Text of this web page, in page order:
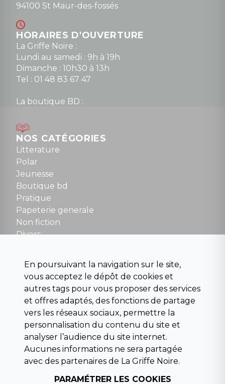
94100 St Maur-des-fossés
HORAIRES D'OUVERTURE
La Griffe Noire :
Lundi au samedi : 9h à 19h
Dimanche : 10h30 à 13h
Tel : 01 48 83 67 47
La boutique BD :
Mardi au samedi : 10h à 13h / 14h à 19h
Dimanche : 10h30 à 12h30
Tel : 01 48 89 13 88
Fermé le dimanche en Juillet et Août
NOUS CONTACTER
contact@la-griffe-noire.com
NOS CATÉGORIES
Litterature
Polar
Jeunesse
Boutique bd
Pratique
Papeterie generale
Non fiction
Divers
Para scolaire
Histoire
Pochoteque
Pleiade
INFORMATIONS
Droit de rétractation
Conditions générales de vente
En poursuivant la navigation sur le site,
vous acceptez le dépôt de cookies et
autres tags pour vous proposer des services
et offres adaptés, des fonctions de partage
vers les réseaux sociaux, permettre la
personnalisation du contenu du site et
analyser l’audience du site internet.
Aucunes informations ne sera partagée
avec des partenaires de La Griffe Noire.
PARAMÉTRER LES COOKIES